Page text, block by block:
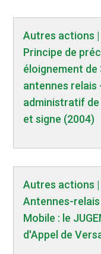
Autres actions
Principe de
éloignement de
antennes relais
administratif
et signe (2004)
Autres actions
Antennes-
Mobile : le
d'Appel de